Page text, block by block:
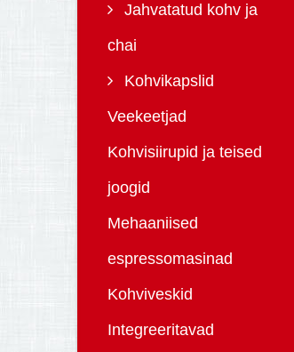
Jahvatatud kohv ja
chai
Kohvikapslid
Veekeetjad
Kohvisiirupid ja teised
joogid
Mehaaniised
espressomasinad
Kohviveskid
Integreeritavad